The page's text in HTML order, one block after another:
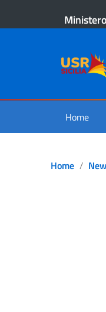
Home
Home